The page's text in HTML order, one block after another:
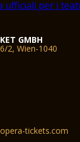
GMBH
2, Wien-1040
tickets.com